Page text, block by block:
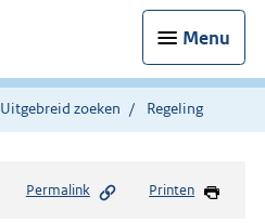
Menu
Uitgebreid zoeken Regeling
Permalink Printen